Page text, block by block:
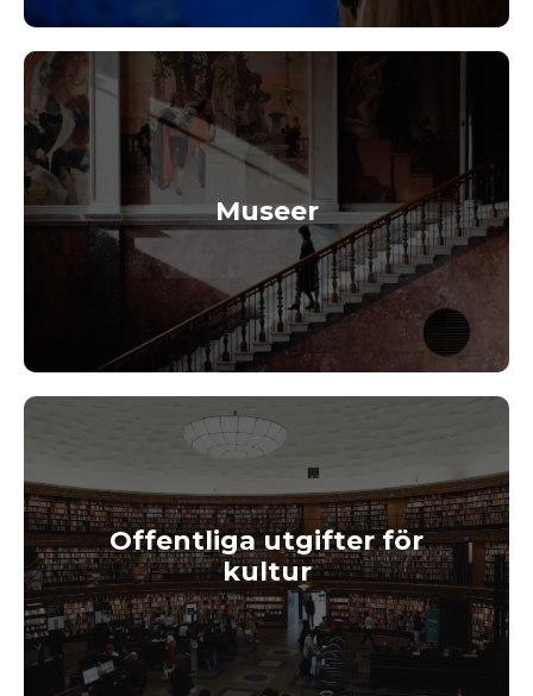
Museer
Offentliga utgifter för
kultur